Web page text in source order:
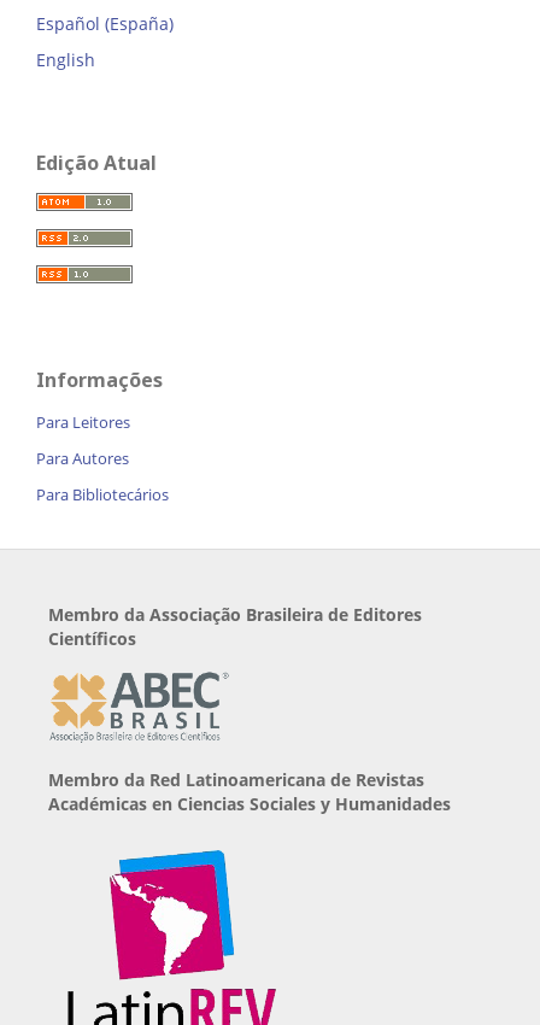
Español (España)
English
Edição Atual
Informações
Para Leitores
Para Autores
Para Bibliotecários
Membro da Associação Brasileira de Editores
Científicos
Membro da Red Latinoamericana de Revistas
Académicas en Ciencias Sociales y Humanidades